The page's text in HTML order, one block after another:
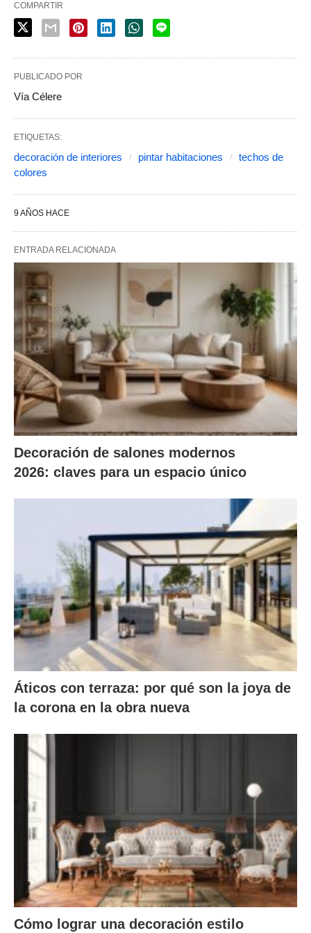
COMPARTIR
PUBLICADO POR
Vía Célere
ETIQUETAS:
decoración de interiores pintar habitaciones
techos de
colores
9 AÑOS HACE
ENTRADA RELACIONADA
Decoración de salones modernos
2026: claves para un espacio único
Áticos con terraza: por qué son la joya de
la corona en la obra nueva
Cómo lograr una decoración estilo